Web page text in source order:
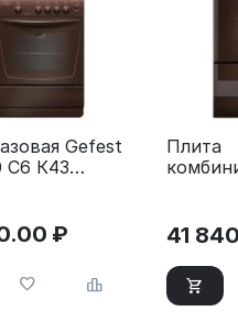
Gefest
С6 К43
₽
Плита
41